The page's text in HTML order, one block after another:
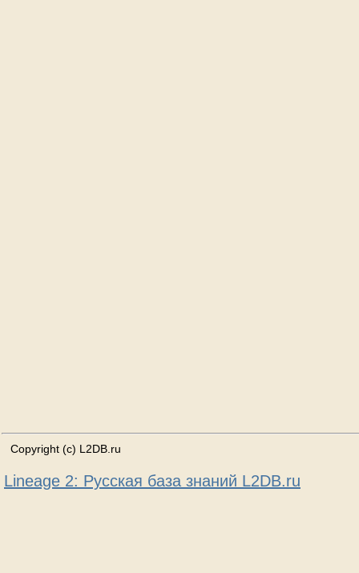
Copyright (c) L2DB.ru
Lineage 2: Русская база знаний L2DB.ru